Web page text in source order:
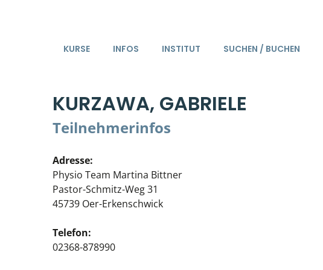
KURSE INFOS INSTITUT SUCHEN / BUCHEN
KURZAWA, GABRIELE
Teilnehmerinfos
Adresse:
Physio Team Martina Bittner
Pastor-Schmitz-Weg 31
45739 Oer-Erkenschwick
Telefon:
02368-878990